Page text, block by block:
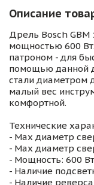
Описание
Дрель Bosch GBM
мощностью 600
патроном - для
помощью данной
стали диаметром
малый вес
комфортной.
Технические
- Мах диаметр
- Max диаметр
- Мощность: 600
- Наличие
- Наличие